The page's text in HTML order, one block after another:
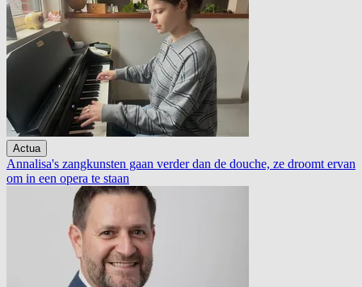
Actua
Annalisa's zangkunsten gaan verder dan de douche, ze droomt ervan
om in een opera te staan